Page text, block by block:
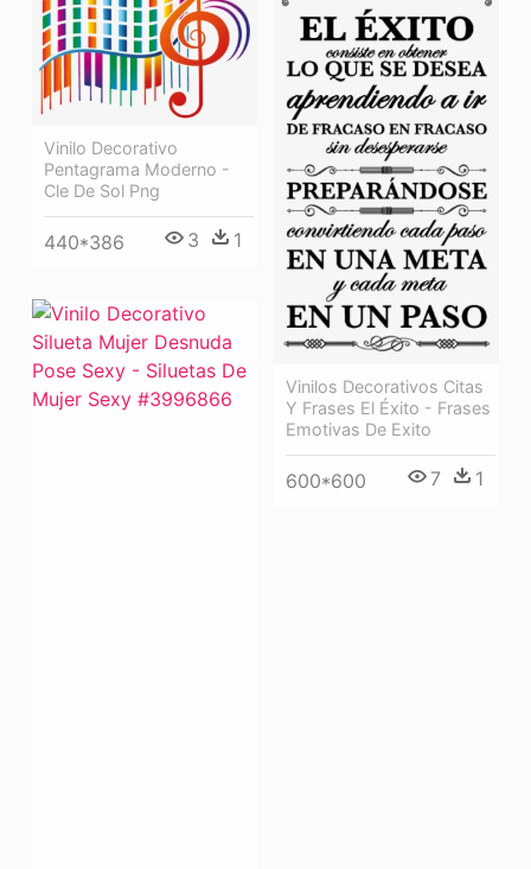
Vinilo Decorativo
Pentagrama Moderno -
Cle De Sol Png
440*386 3 1
Vinilos Decorativos Citas
Y Frases El Éxito - Frases
Emotivas De Exito
600*600 7 1